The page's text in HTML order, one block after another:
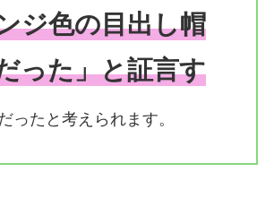
ジ色の目出し帽
った」と証言す
ったと考えられます。